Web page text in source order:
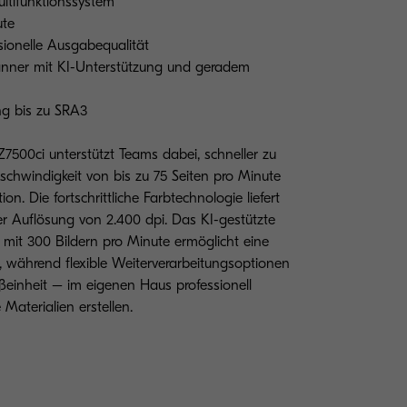
Ausgabequalität
mit KI-Unterstützung und geradem
bis zu SRA3
unterstützt Teams dabei, schneller zu
von bis zu 75 Seiten pro Minute
Die fortschrittliche Farbtechnologie liefert
Auflösung von 2.400 dpi. Das KI-gestützte
300 Bildern pro Minute ermöglicht eine
während flexible Weiterverarbeitungsoptionen
– im eigenen Haus professionell
erstellen.